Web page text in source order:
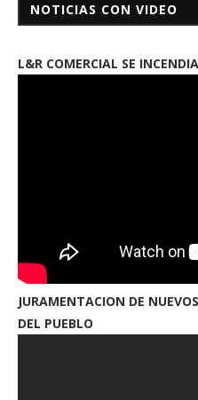
NOTICIAS CON VIDEO
L&R COMERCIAL SE
JURAMENTACION DE
DEL PUEBLO